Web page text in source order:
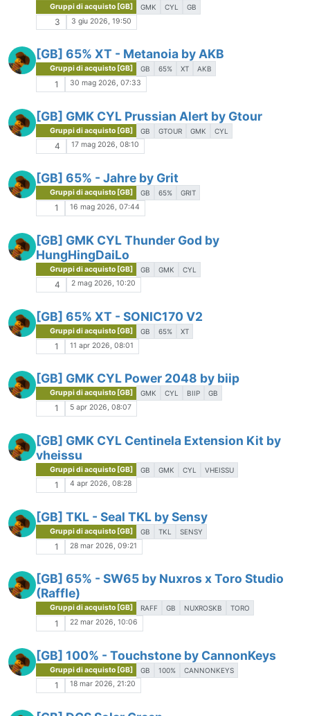
Gruppi di acquisto [GB] GMK CYL GB
3 3 giu 2026, 19:50
[GB] 65% XT - Metanoia by AKB
Gruppi di acquisto [GB] GB 65% XT AKB
1 30 mag 2026, 07:33
[GB] GMK CYL Prussian Alert by Gtour
Gruppi di acquisto [GB] GB GTOUR GMK CYL
4 17 mag 2026, 08:10
[GB] 65% - Jahre by Grit
Gruppi di acquisto [GB] GB 65% GRIT
1 16 mag 2026, 07:44
[GB] GMK CYL Thunder God by
HungHingDaiLo
Gruppi di acquisto [GB] GB GMK CYL
4 2 mag 2026, 10:20
[GB] 65% XT - SONIC170 V2
Gruppi di acquisto [GB] GB 65% XT
1 11 apr 2026, 08:01
[GB] GMK CYL Power 2048 by biip
Gruppi di acquisto [GB] GMK CYL BIIP GB
1 5 apr 2026, 08:07
[GB] GMK CYL Centinela Extension Kit by
vheissu
Gruppi di acquisto [GB] GB GMK CYL VHEISSU
1 4 apr 2026, 08:28
[GB] TKL - Seal TKL by Sensy
Gruppi di acquisto [GB] GB TKL SENSY
1 28 mar 2026, 09:21
[GB] 65% - SW65 by Nuxros x Toro Studio
(Raffle)
Gruppi di acquisto [GB] RAFF GB NUXROSKB TORO
1 22 mar 2026, 10:06
[GB] 100% - Touchstone by CannonKeys
Gruppi di acquisto [GB] GB 100% CANNONKEYS
1 18 mar 2026, 21:20